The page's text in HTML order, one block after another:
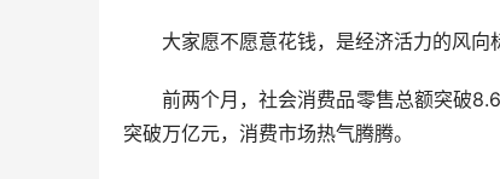
大家愿不愿意花钱，是经济活力的风向
前两个月，社会消费品零售总额突破8.6
突破万亿元，消费市场热气腾腾。